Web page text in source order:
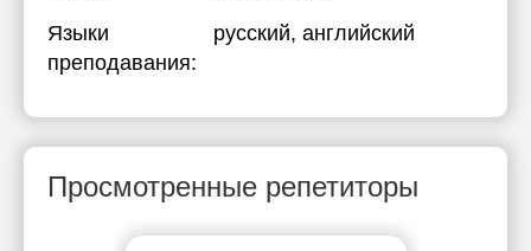
Языки
преподавания:
русский, английский
Просмотренные репетиторы